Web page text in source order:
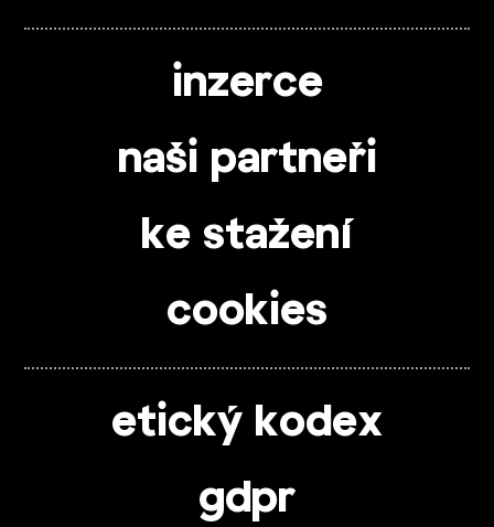
inzerce
naši partneři
ke stažení
cookies
etický kodex
gdpr